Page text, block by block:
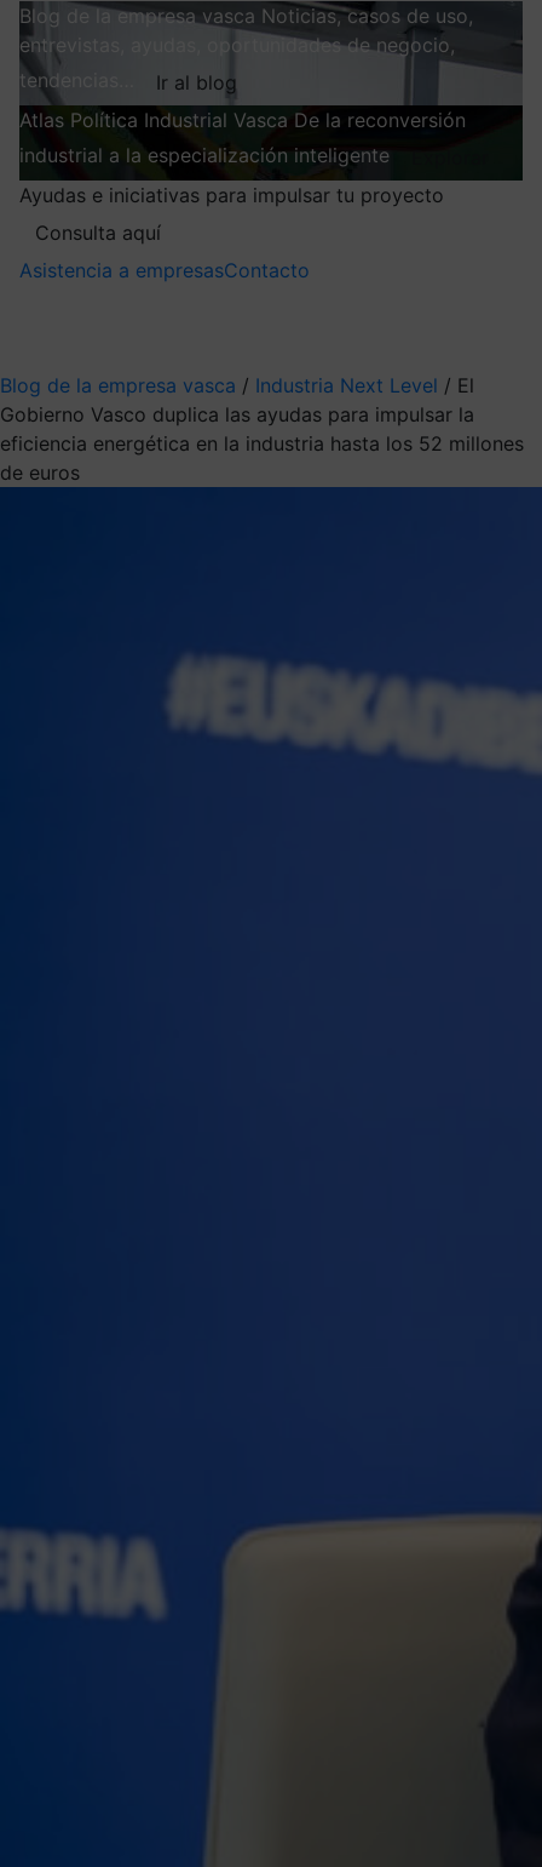
Blog de la empresa vasca Noticias, casos de uso,
entrevistas, ayudas, oportunidades de negocio,
tendencias…
Ir al blog
Atlas Política Industrial Vasca De la reconversión
industrial a la especialización inteligente
Ayudas e iniciativas para impulsar tu proyecto
Consulta aquí
Asistencia a empresasContacto
Blog de la empresa vasca / Industria Next Level / El
Gobierno Vasco duplica las ayudas para impulsar la
eficiencia energética en la industria hasta los 52 millones
de euros